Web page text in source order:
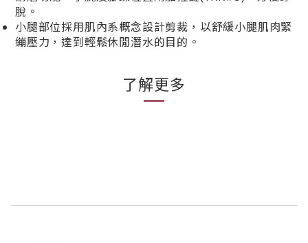
脫。
小腿部位採用肌內系概念設計剪裁，以舒緩小腿肌肉緊
繃壓力，達到輕鬆休閒潛水的目的。
了解更多